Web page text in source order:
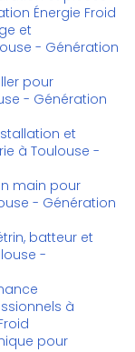
Énergie Froid
et
- Génération
pour
- Génération
et
à Toulouse -
main pour
- Génération
batteur et
-
à
pour